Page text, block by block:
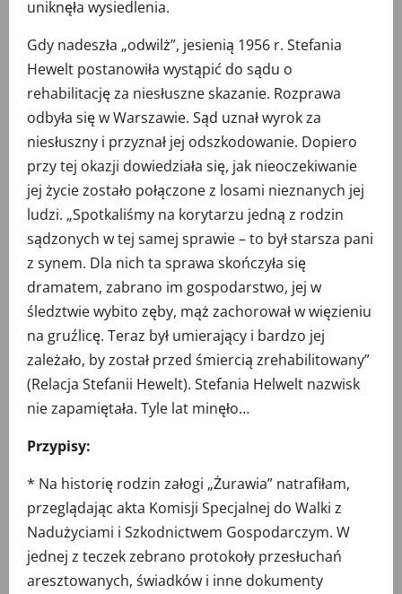
uniknęła wysiedlenia.
Gdy nadeszła „odwilż”, jesienią 1956 r. Stefania
Hewelt postanowiła wystąpić do sądu o
rehabilitację za niesłuszne skazanie. Rozprawa
odbyła się w Warszawie. Sąd uznał wyrok za
niesłuszny i przyznał jej odszkodowanie. Dopiero
przy tej okazji dowiedziała się, jak nieoczekiwanie
jej życie zostało połączone z losami nieznanych jej
ludzi. „Spotkaliśmy na korytarzu jedną z rodzin
sądzonych w tej samej sprawie – to był starsza pani
z synem. Dla nich ta sprawa skończyła się
dramatem, zabrano im gospodarstwo, jej w
śledztwie wybito zęby, mąż zachorował w więzieniu
na gruźlicę. Teraz był umierający i bardzo jej
zależało, by został przed śmiercią zrehabilitowany”
(Relacja Stefanii Hewelt). Stefania Helwelt nazwisk
nie zapamiętała. Tyle lat minęło…
Przypisy:
* Na historię rodzin załogi „Żurawia” natrafiłam,
przeglądając akta Komisji Specjalnej do Walki z
Nadużyciami i Szkodnictwem Gospodarczym. W
jednej z teczek zebrano protokoły przesłuchań
aresztowanych, świadków i inne dokumenty